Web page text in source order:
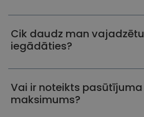
Cik daudz man vajadzētu
iegādāties?
Vai ir noteikts pasūtījuma
maksimums?